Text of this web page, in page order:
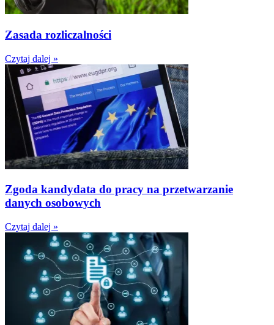
Zasada rozliczalności
Czytaj dalej »
Zgoda kandydata do pracy na przetwarzanie
danych osobowych
Czytaj dalej »